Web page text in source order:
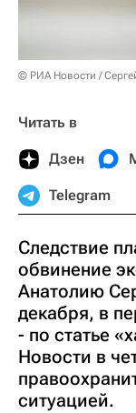
© РИА Новости /
Читать в
Дзен
Telegram
Следствие
обвинение
Анатолию
декабря, в
- по статье
Новости в
ситуацией.